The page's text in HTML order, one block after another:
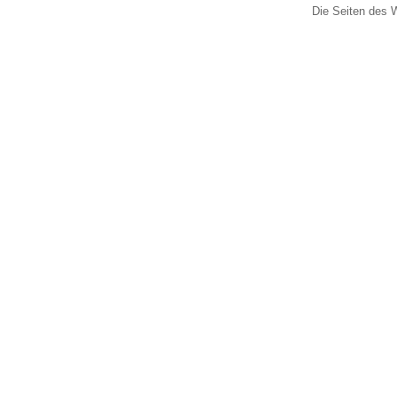
Die Seiten des